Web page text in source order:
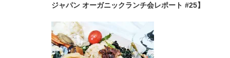
ジャパン オーガニックランチ会レポート #25】